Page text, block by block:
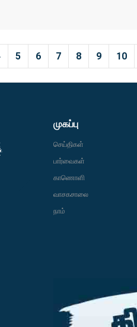
5 6 7 8 9 10
முகப்பு
செய்திகள்
பார்வைகள்
காணொளி
வாசகசாலை
நாம்